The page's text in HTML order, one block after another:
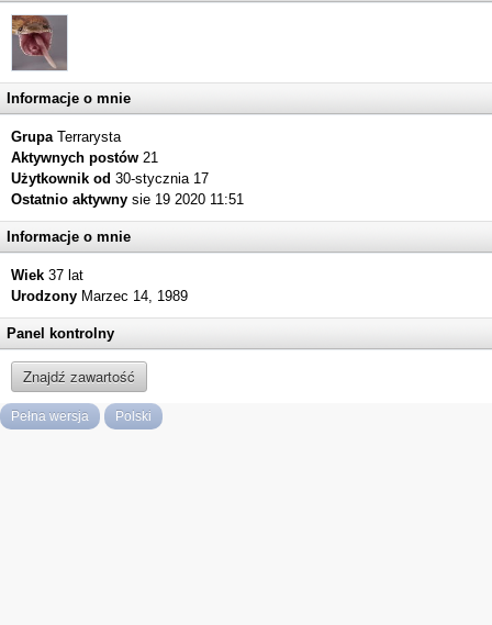
Informacje o mnie
GrupaTerrarysta
Aktywnych postów 21
Użytkownik od 30-stycznia 17
Ostatnio aktywny sie 19 2020 11:51
Informacje o mnie
Wiek 37 lat
Urodzony Marzec 14, 1989
Panel kontrolny
Znajdź zawartość
Pełna wersja Polski